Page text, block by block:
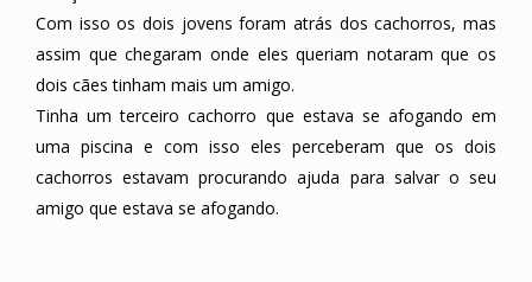
Com isso os dois jovens foram atrás dos cachorros, mas
assim que chegaram onde eles queriam notaram que os
dois cães tinham mais um amigo.
Tinha um terceiro cachorro que estava se afogando em
uma piscina e com isso eles perceberam que os dois
cachorros estavam procurando ajuda para salvar o seu
amigo que estava se afogando.